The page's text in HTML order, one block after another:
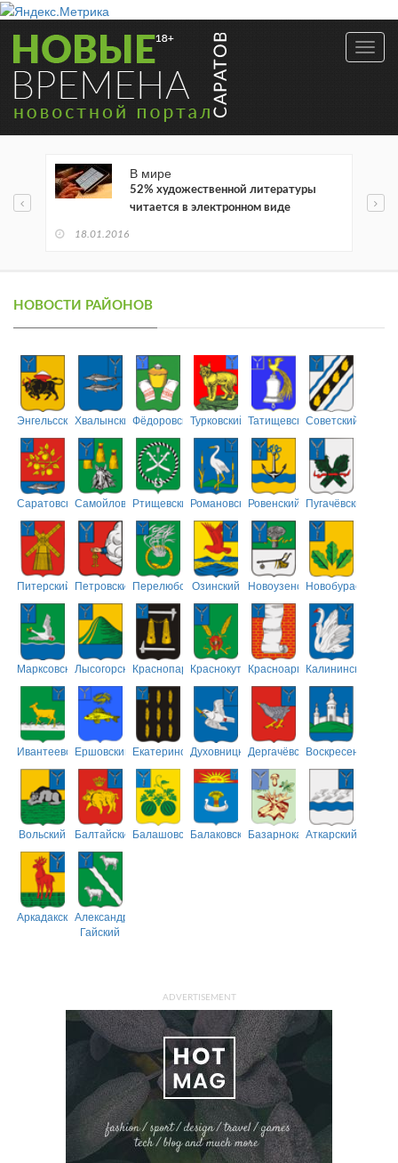
В мире
52% художественной литературы
читается в электронном виде
18.01.2016
НОВОСТИ РАЙОНОВ
ЭнгельсскийХвалынскийФёдоровскийТурковский ТатищевскийСоветский
СаратовскийСамойловскийРтищевскийРомановскийРовенский Пугачёвский
Питерский ПетровскийПерелюбскийОзинский НовоузенскийНовобурасский
МарксовскийЛысогорскийКраснопартизанский
КраснокутскийКрасноармейский
Калининский
ИвантеевскийЕршовский ЕкатериновскийДуховницкийДергачёвскийВоскресенский
Вольский БалтайскийБалашовскийБалаковскийБазарнокарабулакский
Аткарский
АркадакскийАлександрово-
Гайский
ADVERTISEMENT